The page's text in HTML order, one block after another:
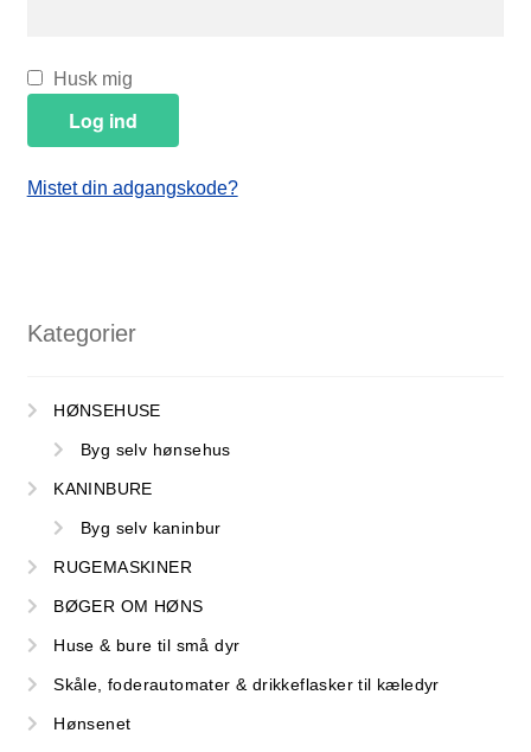
Husk mig
Log ind
Mistet din adgangskode?
Kategorier
HØNSEHUSE
Byg selv hønsehus
KANINBURE
Byg selv kaninbur
RUGEMASKINER
BØGER OM HØNS
Huse & bure til små dyr
Skåle, foderautomater & drikkeflasker til kæledyr
Hønsenet